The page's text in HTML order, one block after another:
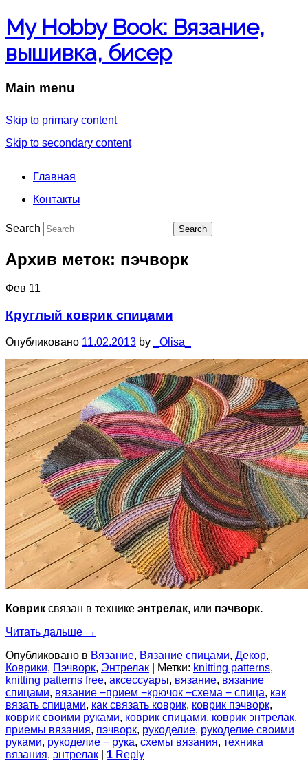
My Hobby Book: Вязание,
вышивка, бисер
Main menu
Skip to primary content
Skip to secondary content
Главная
Контакты
Search
Архив меток: пэчворк
Фев 11
Круглый коврик спицами
Опубликовано 11.02.2013 by _Olisa_
Коврик связан в технике энтрелак, или пэчворк.
Читать дальше →
Опубликовано в Вязание, Вязание спицами, Декор,
Коврики, Пэчворк, Энтрелак Метки: knitting patterns,
knitting patterns free, аксессуары, вязание, вязание
спицами, вязание −прием −крючок −схема − спица, как
вязать спицами, как связать коврик, коврик пэчворк,
коврик своими руками, коврик спицами, коврик энтрелак,
приемы вязания, пэчворк, рукоделие, рукоделие своими
руками, рукоделие − рука, схемы вязания, техника
вязания, энтрелак 1 Reply